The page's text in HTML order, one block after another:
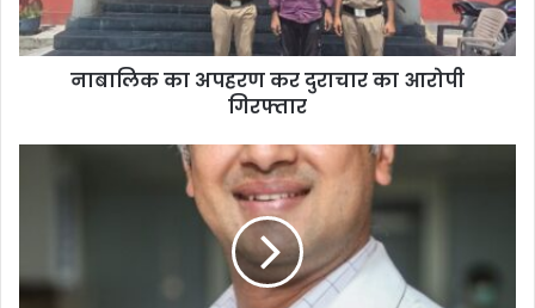
नाबालिक का अपहरण कर दुराचार का आरोपी
गिरफ्तार